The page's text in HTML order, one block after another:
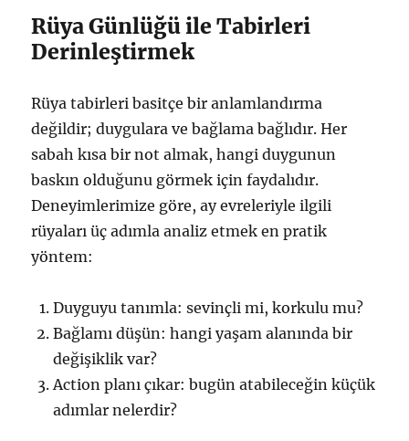
Rüya Günlüğü ile Tabirleri
Derinleştirmek
Rüya tabirleri basitçe bir anlamlandırma
değildir; duygulara ve bağlama bağlıdır. Her
sabah kısa bir not almak, hangi duygunun
baskın olduğunu görmek için faydalıdır.
Deneyimlerimize göre, ay evreleriyle ilgili
rüyaları üç adımla analiz etmek en pratik
yöntem:
Duyguyu tanımla: sevinçli mi, korkulu mu?
Bağlamı düşün: hangi yaşam alanında bir
değişiklik var?
Action planı çıkar: bugün atabileceğin küçük
adımlar nelerdir?